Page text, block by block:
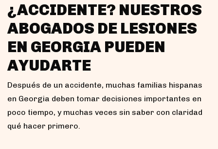
¿ACCIDENTE? NUESTROS
ABOGADOS DE LESIONES
EN GEORGIA PUEDEN
AYUDARTE
Después de un accidente, muchas familias hispanas
en Georgia deben tomar decisiones importantes en
poco tiempo, y muchas veces sin saber con claridad
qué hacer primero.